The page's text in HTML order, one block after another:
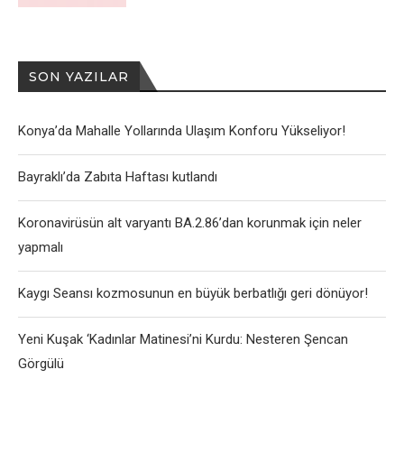
SON YAZILAR
Konya’da Mahalle Yollarında Ulaşım Konforu Yükseliyor!
Bayraklı’da Zabıta Haftası kutlandı
Koronavirüsün alt varyantı BA.2.86’dan korunmak için neler
yapmalı
Kaygı Seansı kozmosunun en büyük berbatlığı geri dönüyor!
Yeni Kuşak ‘Kadınlar Matinesi’ni Kurdu: Nesteren Şencan
Görgülü